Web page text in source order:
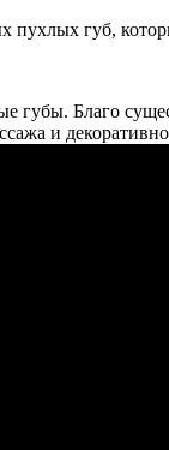
пухлых губ,
губы. Благо
и